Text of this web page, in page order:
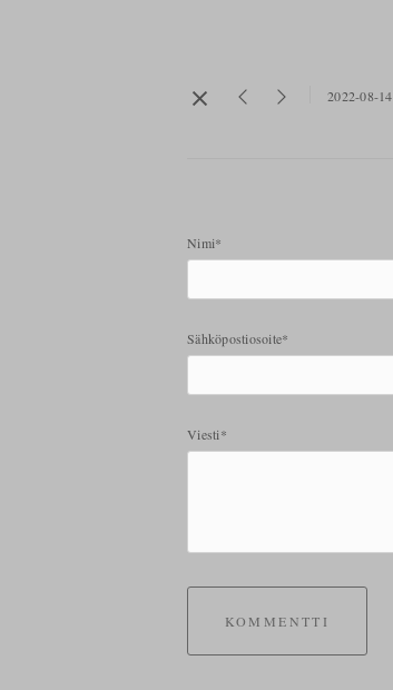
2022-08-14
Nimi*
Sähköpostiosoite*
Viesti*
KOMMENTTI